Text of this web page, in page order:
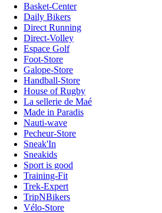
Basket-Center
Daily Bikers
Direct Running
Direct-Volley
Espace Golf
Foot-Store
Galope-Store
Handball-Store
House of Rugby
La sellerie de Maé
Made in Paradis
Nauti-wave
Pecheur-Store
Sneak'In
Sneakids
Sport is good
Training-Fit
Trek-Expert
TripNBikers
Vélo-Store